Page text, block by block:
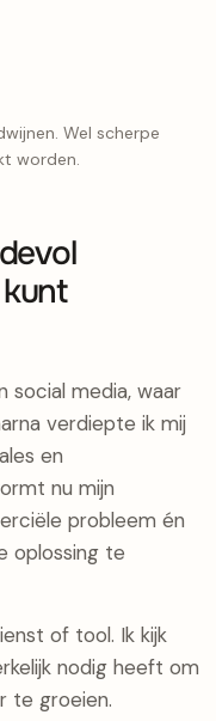
Wel scherpe
worden.
social media, waar
verdiepte ik mij
en
nu mijn
probleem én
oplossing te
of tool. Ik kijk
nodig heeft om
te groeien.